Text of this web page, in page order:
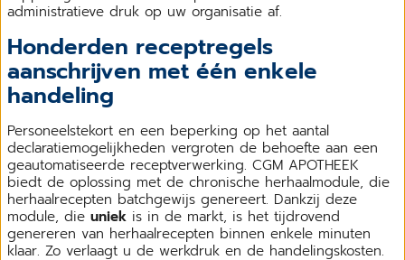
administratieve druk op uw organisatie af.
Honderden receptregels
aanschrijven met één enkele
handeling
Personeelstekort en een beperking op het aantal
declaratiemogelijkheden vergroten de behoefte aan een
geautomatiseerde receptverwerking. CGM APOTHEEK
biedt de oplossing met de chronische herhaalmodule, die
herhaalrecepten batchgewijs genereert. Dankzij deze
module, die uniek is in de markt, is het tijdrovend
genereren van herhaalrecepten binnen enkele minuten
klaar. Zo verlaagt u de werkdruk en de handelingskosten.